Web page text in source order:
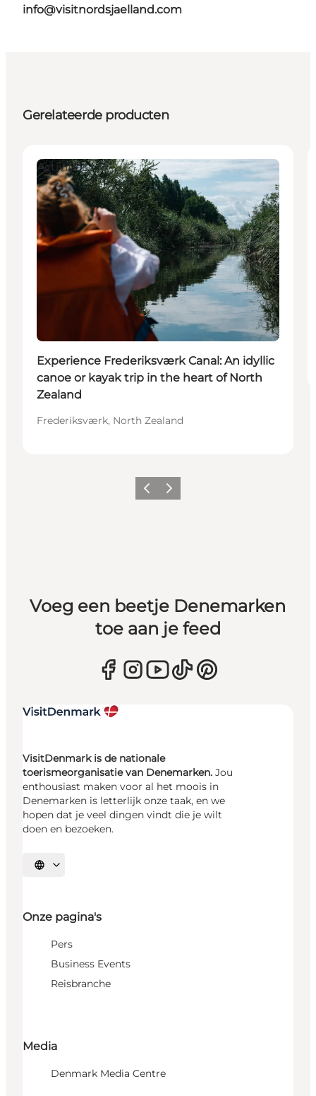
info@visitnordsjaelland.com
Gerelateerde producten
Activities
Experience Frederiksværk Canal: An idyllic
canoe or kayak trip in the heart of North
Zealand
Frederiksværk, North Zealand
Vorige Volgende
Voeg een beetje Denemarken
toe aan je feed
VisitDenmark is de nationale
toerismeorganisatie van Denemarken. Jou
enthousiast maken voor al het moois in
Denemarken is letterlijk onze taak, en we
hopen dat je veel dingen vindt die je wilt
doen en bezoeken.
Selecteer taal
Onze pagina's
Pers
Business Events
Reisbranche
Media
Denmark Media Centre